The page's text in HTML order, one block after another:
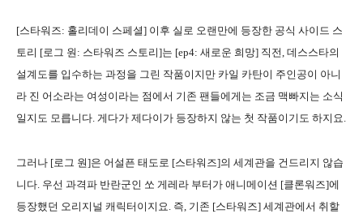
[스타워즈: 홀리데이 스페셜] 이후 실로 오랜만에 등장한 공식 사이드 스
토리 [로그 원: 스타워즈 스토리]는 [ep4: 새로운 희망] 직전, 데스스타의
설계도를 입수하는 과정을 그린 작품이지만 카일 카탄이 주인공이 아니
라 진 어소라는 여성이라는 점에서 기존 팬들에게는 조금 맥빠지는 소식
일지도 모릅니다. 게다가 제다이가 등장하지 않는 첫 작품이기도 하지요.
그러나 [로그 원]은 어설픈 태도로 [스타워즈]의 세계관을 건드리지 않습
니다. 우선 과격파 반란군인 쏘 게레라 부터가 애니메이션 [클론워즈]에
등장했던 오리지널 캐릭터이지요. 즉, 기존 [스타워즈] 세계관에서 취할